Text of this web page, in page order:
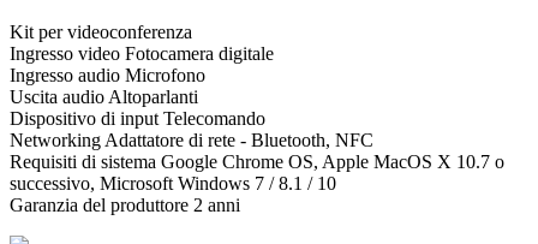
Kit per videoconferenza
Ingresso video Fotocamera digitale
Ingresso audio Microfono
Uscita audio Altoparlanti
Dispositivo di input Telecomando
Networking Adattatore di rete - Bluetooth, NFC
Requisiti di sistema Google Chrome OS, Apple MacOS X 10.7 o
successivo, Microsoft Windows 7 / 8.1 / 10
Garanzia del produttore 2 anni